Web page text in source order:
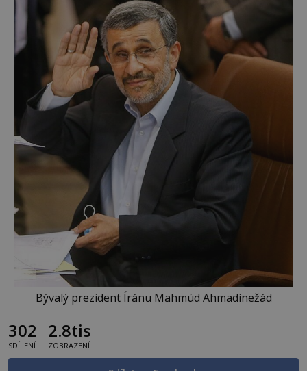
Bývalý prezident Íránu Mahmúd Ahmadínežád
302
SDÍLENÍ
2.8tis
ZOBRAZENÍ